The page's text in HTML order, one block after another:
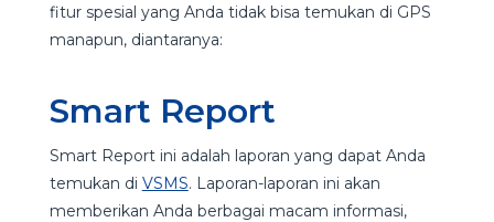
fitur spesial yang Anda tidak bisa temukan di GPS
manapun, diantaranya:
Smart Report
Smart Report ini adalah laporan yang dapat Anda
temukan di VSMS. Laporan-laporan ini akan
memberikan Anda berbagai macam informasi,